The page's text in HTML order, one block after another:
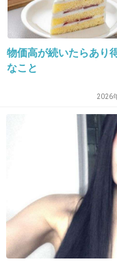
栗原類が主役じゃな
2013/03/27(水) 14:00:12
モデルの写真の
正直動画、正面
そして、顔が長
ごめんなさい…
物価高が続いたらあり
なこと
2026